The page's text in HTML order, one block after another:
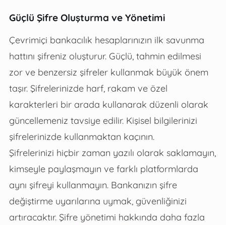
Güçlü Şifre Oluşturma ve Yönetimi
Çevrimiçi bankacılık hesaplarınızın ilk savunma
hattını şifreniz oluşturur. Güçlü, tahmin edilmesi
zor ve benzersiz şifreler kullanmak büyük önem
taşır. Şifrelerinizde harf, rakam ve özel
karakterleri bir arada kullanarak düzenli olarak
güncellemeniz tavsiye edilir. Kişisel bilgilerinizi
şifrelerinizde kullanmaktan kaçının.
Şifrelerinizi hiçbir zaman yazılı olarak saklamayın,
kimseyle paylaşmayın ve farklı platformlarda
aynı şifreyi kullanmayın. Bankanızın şifre
değiştirme uyarılarına uymak, güvenliğinizi
artıracaktır. Şifre yönetimi hakkında daha fazla